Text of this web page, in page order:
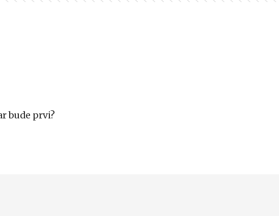
bude prvi?